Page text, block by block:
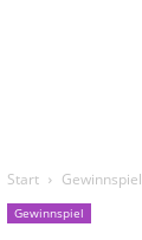
Start Gewinnspiel
Gewinnspiel